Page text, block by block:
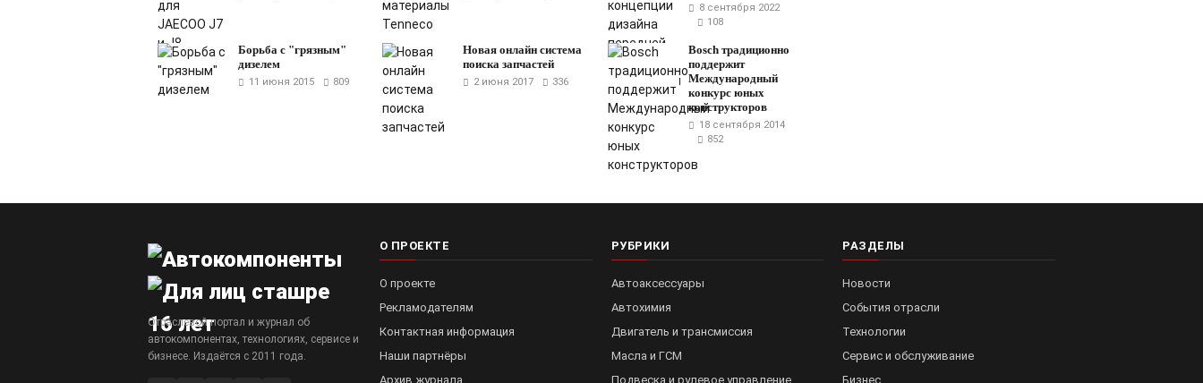
8 сентября 2022
108
Борьба с "грязным"
дизелем
11 июня 2015 809
Новая онлайн система
поиска запчастей
2 июня 2017 336
Bosch традиционно
поддержит
Международный
конкурс юных
конструкторов
18 сентября 2014
852
Отраслевой портал и журнал об
автокомпонентах, технологиях, сервисе и
бизнесе. Издаётся с 2011 года.
О ПРОЕКТЕ
О проекте
Рекламодателям
Контактная информация
Наши партнёры
Архив журнала
РУБРИКИ
Автоаксессуары
Автохимия
Двигатель и трансмиссия
Масла и ГСМ
Подвеска и рулевое управление
РАЗДЕЛЫ
Новости
События отрасли
Технологии
Сервис и обслуживание
Бизнес